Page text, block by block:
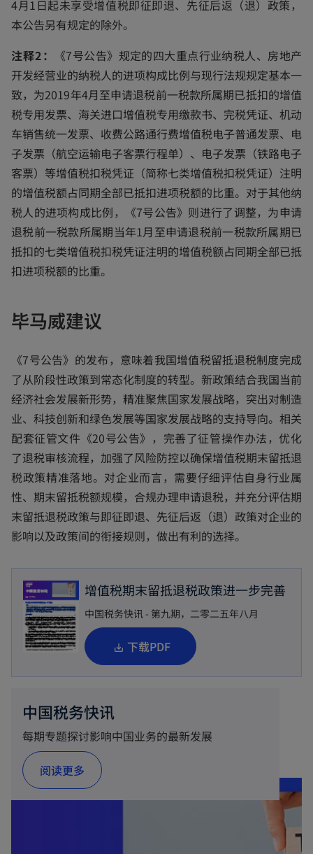
4月1日起未享受增值税即征即退、先征后返（退）政策，
本公告另有规定的除外。
注释2：
《7号公告》规定的四大重点行业纳税人、房地产
开发经营业的纳税人的进项构成比例与现行法规规定基本一
致，为2019年4月至申请退税前一税款所属期已抵扣的增值
税专用发票、海关进口增值税专用缴款书、完税凭证、机动
车销售统一发票、收费公路通行费增值税电子普通发票、电
子发票（航空运输电子客票行程单）、电子发票（铁路电子
客票）等增值税扣税凭证（简称七类增值税扣税凭证）注明
的增值税额占同期全部已抵扣进项税额的比重。对于其他纳
税人的进项构成比例，《7号公告》则进行了调整，为申请
退税前一税款所属期当年1月至申请退税前一税款所属期已
抵扣的七类增值税扣税凭证注明的增值税额占同期全部已抵
扣进项税额的比重。
毕马威建议
《7号公告》的发布，意味着我国增值税留抵退税制度完成
了从阶段性政策到常态化制度的转型。新政策结合我国当前
经济社会发展新形势，精准聚焦国家发展战略，突出对制造
业、科技创新和绿色发展等国家发展战略的支持导向。相关
配套征管文件《20号公告》，完善了征管操作办法，优化
了退税审核流程，加强了风险防控以确保增值税期末留抵退
税政策精准落地。对企业而言，需要仔细评估自身行业属
性、期末留抵税额规模，合规办理申请退税，并充分评估期
末留抵退税政策与即征即退、先征后返（退）政策对企业的
影响以及政策间的衔接规则，做出有利的选择。
增值税期末留抵退税政策进一步完善
中国税务快讯 - 第九期，二零二五年八月
下载PDF
o
p
i
n
中国税务快讯
每期专题探讨影响中国业务的最新发展
阅读更多